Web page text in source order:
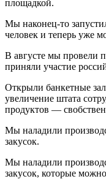
площадкой.
Мы наконец-то
человек и теперь уже
В августе мы провели
приняли участие
Открыли банкетные
увеличение штата
продуктов —
Мы наладили
закусок.
Мы наладили
закусок, которые